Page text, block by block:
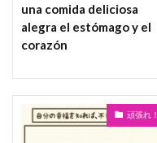
una comida deliciosa
alegra el estómago y el
corazón
頑張れ！